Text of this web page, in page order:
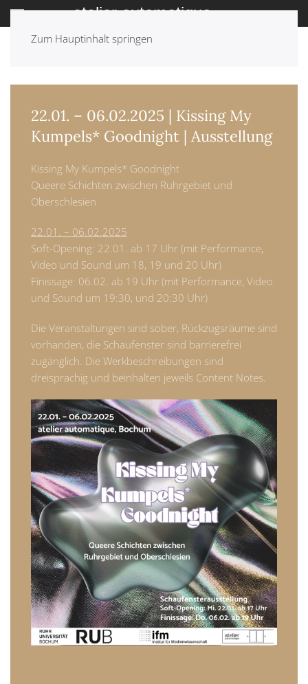
Zum Hauptinhalt springen
22.01. – 06.02.2025 | Kissing My
Kumpels* Goodnight | Ausstellung
Kissing My Kumpels* Goodnight
Queere Schichten zwischen Ruhrgebiet und
Oberschlesien
22.01. – 06.02.2025
Soft-Opening: 22.01. ab 17 Uhr (mit Performance,
Video und Sound um 18, 19 und 20 Uhr)
Finissage: 06.02. ab 19 Uhr (mit Performance, Video
und Sound um 19:30, und 20:30 Uhr)
Die Veranstaltungen sind sober, Rückzugsräume sind
vorhanden, die Schaufenster sind barrierefrei
zugänglich. Die Werkbeschreibungen sind
dreisprachig und beinhalten jeweils Content Notes.